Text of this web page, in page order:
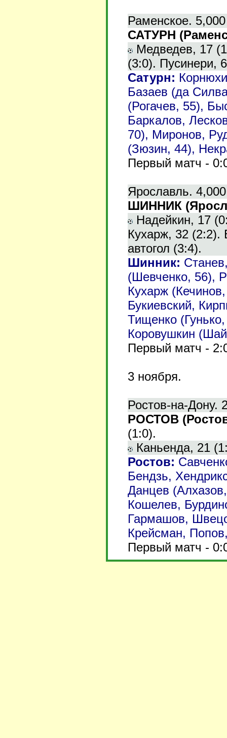
Раменское.
САТУРН
Медведев, 17
(3:0). Пусинери,
Сатурн:
Базаев (да
(Рогачев, 55),
Баркалов,
70), Миронов,
(Зюзин, 44),
Первый матч -
Ярославль.
ШИННИК
Надейкин, 17
Кухарж, 32 (2:2).
автогол (3:4).
Шинник:
(Шевченко, 56),
Кухарж
Букиевский,
Тищенко
Коровушкин
Первый матч -
3 ноября.
Ростов-на-Дону.
РОСТОВ
(1:0).
Каньенда, 21
Ростов:
Бендзь,
Данцев
Кошелев,
Гармашов,
Крейсман,
Первый матч -